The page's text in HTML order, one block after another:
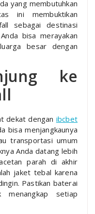
yang membutuhkan
ini membuktikan
sebagai destinasi
bisa merayakan
besar dengan
ke
dekat dengan ibcbet
bisa menjangkaunya
transportasi umum
Anda datang lebih
parah di akhir
jaket tebal karena
Pastikan baterai
menangkap setiap